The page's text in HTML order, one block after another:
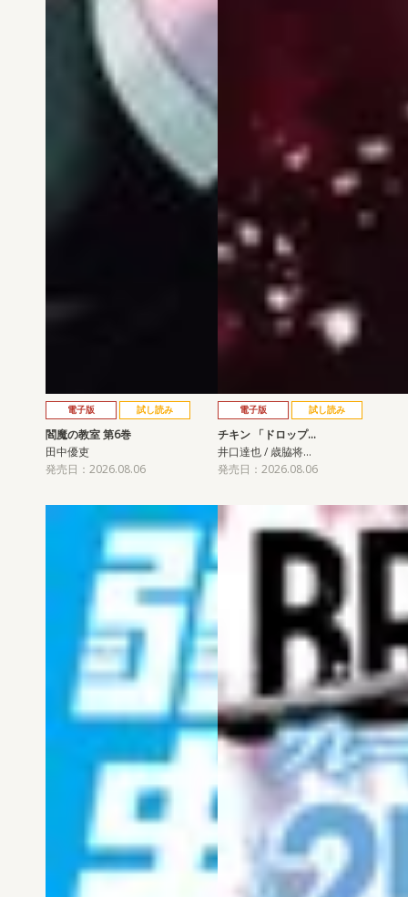
電子版 試し読み
閻魔の教室 第6巻
田中優吏
発売日：2026.08.06
電子版 試し読み
チキン 「ドロップ…
井口達也 / 歳脇将…
発売日：2026.08.06